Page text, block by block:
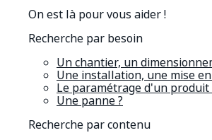
On est là pour vous aider !
Recherche par besoin
Un chantier, un
Une installation, une mise en
Le paramétrage d'un produit
Une panne ?
Recherche par contenu